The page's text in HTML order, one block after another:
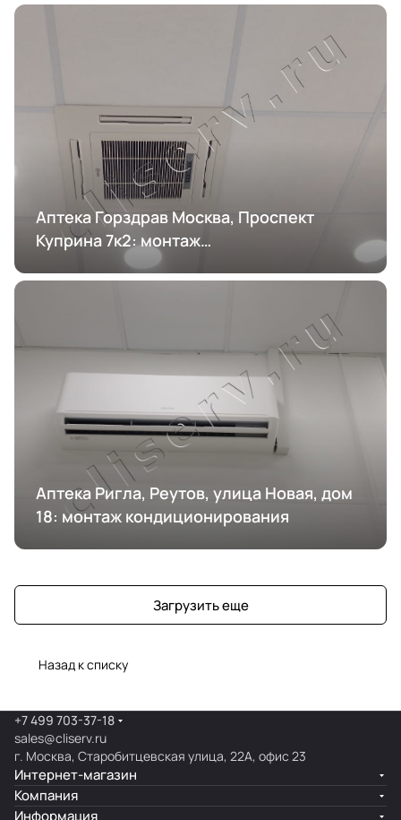
Аптека Горздрав Москва, Проспект
Куприна 7к2: монтаж
кондиционирования
Аптека Ригла, Реутов, улица Новая, дом
18: монтаж кондиционирования
Загрузить еще
Назад к списку
+7 499 703-37-18
sales@cliserv.ru
г. Москва, Старобитцевская улица, 22А, офис 23
Интернет-магазин
Компания
Информация